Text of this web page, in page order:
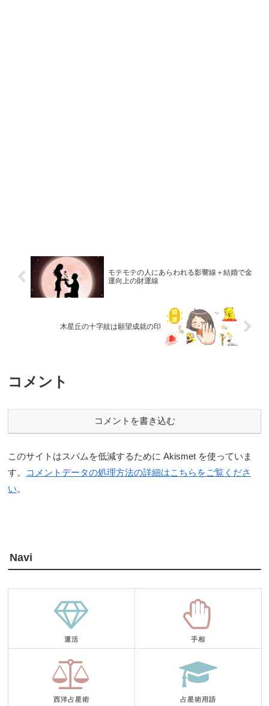
モテモテの人にあらわれる影響線＋結婚で金
運向上の財運線
木星丘の十字紋は願望成就の印
コメント
コメントを書き込む
このサイトはスパムを低減するために Akismet を使っていま
す。
コメントデータの処理方法の詳細はこちらをご覧くださ
い。
Navi
運活 手相
西洋占星術 占星術用語